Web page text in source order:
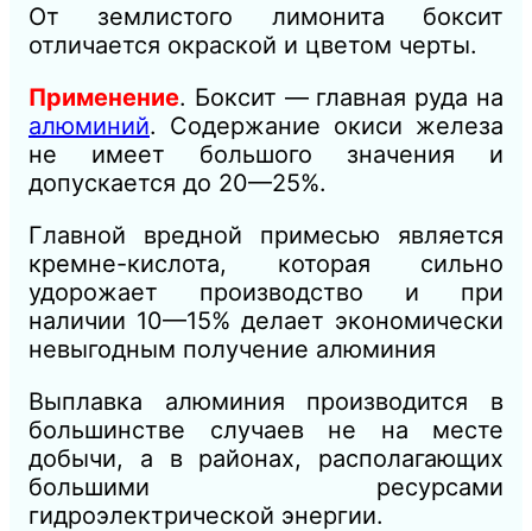
От землистого лимонита боксит
отличается окраской и цветом черты.
Применение. Боксит — главная руда на
алюминий. Содержание окиси железа
не имеет большого значения и
допускается до 20—25%.
Главной вредной примесью является
кремне-кислота, которая сильно
удорожает производство и при
наличии 10—15% делает экономически
невыгодным получение алюминия
Выплавка алюминия производится в
большинстве случаев не на месте
добычи, а в районах, располагающих
большими ресурсами
гидроэлектрической энергии.